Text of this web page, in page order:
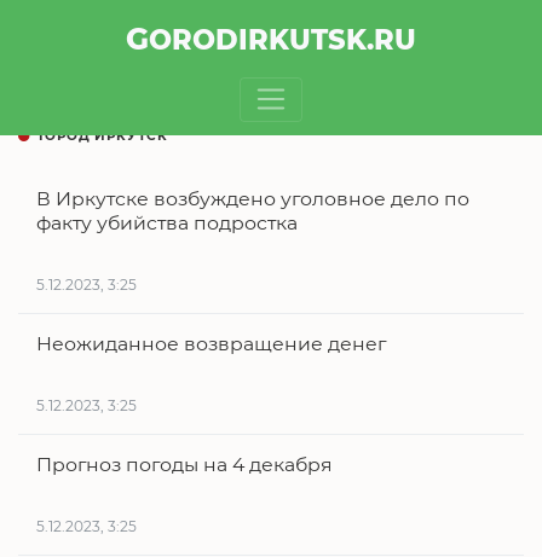
GORODIRKUTSK.RU
ГОРОД ИРКУТСК
В Иркутске возбуждено уголовное дело по
факту убийства подростка
5.12.2023, 3:25
Неожиданное возвращение денег
5.12.2023, 3:25
Прогноз погоды на 4 декабря
5.12.2023, 3:25